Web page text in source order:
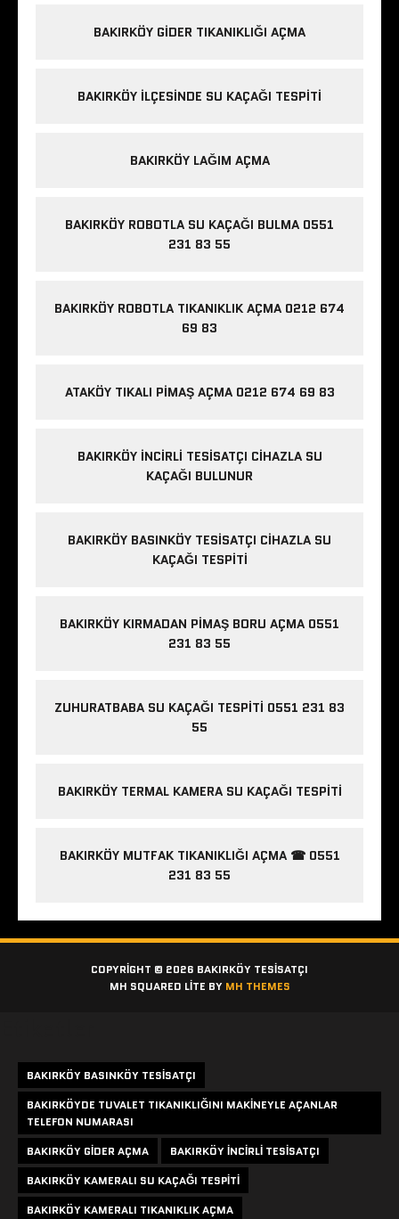
BAKIRKÖY GIDER TIKANIKLIĞI AÇMA
BAKIRKÖY ILÇESINDE SU KAÇAĞI TESPITI
BAKIRKÖY LAĞIM AÇMA
BAKIRKÖY ROBOTLA SU KAÇAĞI BULMA 0551
231 83 55
BAKIRKÖY ROBOTLA TIKANIKLIK AÇMA 0212 674
69 83
ATAKÖY TIKALI PIMAŞ AÇMA 0212 674 69 83
BAKIRKÖY İNCIRLI TESISATÇI CIHAZLA SU
KAÇAĞI BULUNUR
BAKIRKÖY BASINKÖY TESISATÇI CIHAZLA SU
KAÇAĞI TESPITI
BAKIRKÖY KIRMADAN PIMAŞ BORU AÇMA 0551
231 83 55
ZUHURATBABA SU KAÇAĞI TESPITI 0551 231 83
55
BAKIRKÖY TERMAL KAMERA SU KAÇAĞI TESPITI
BAKIRKÖY MUTFAK TIKANIKLIĞI AÇMA ☎ 0551
231 83 55
COPYRIGHT © 2026 BAKIRKÖY TESISATÇI
MH SQUARED LITE BY MH THEMES
BAKIRKÖY BASINKÖY TESISATÇI
BAKIRKÖYDE TUVALET TIKANIKLIĞINI MAKINEYLE AÇANLAR
TELEFON NUMARASI
BAKIRKÖY GIDER AÇMA
BAKIRKÖY INCIRLI TESISATÇI
BAKIRKÖY KAMERALI SU KAÇAĞI TESPITI
BAKIRKÖY KAMERALI TIKANIKLIK AÇMA